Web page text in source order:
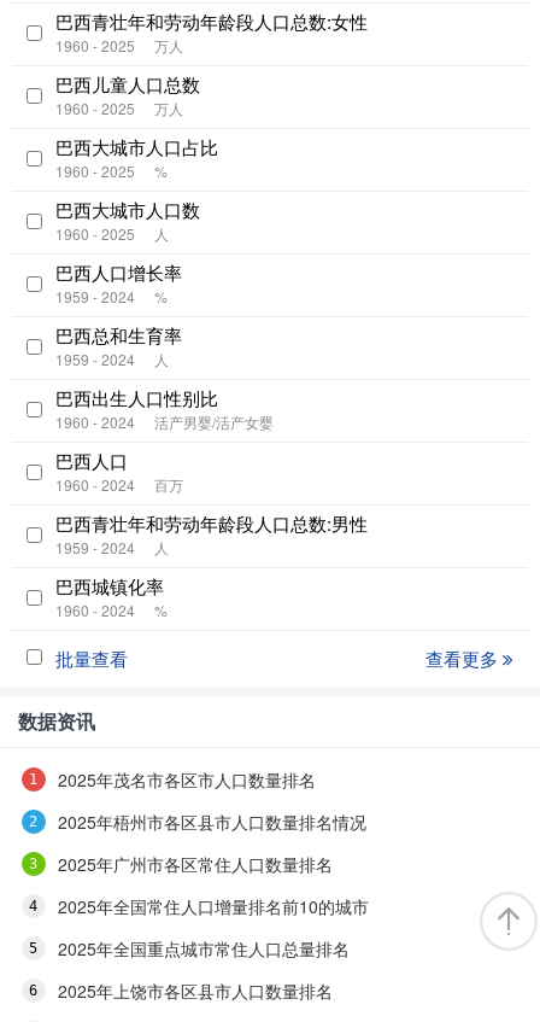
巴西青壮年和劳动年龄段人口总数:女性
1960 - 2025 万人
巴西儿童人口总数
1960 - 2025 万人
巴西大城市人口占比
1960 - 2025 %
巴西大城市人口数
1960 - 2025 人
巴西人口增长率
1959 - 2024 %
巴西总和生育率
1959 - 2024 人
巴西出生人口性别比
1960 - 2024 活产男婴/活产女婴
巴西人口
1960 - 2024 百万
巴西青壮年和劳动年龄段人口总数:男性
1959 - 2024 人
巴西城镇化率
1960 - 2024 %
批量查看 查看更多
数据资讯
2025年茂名市各区市人口数量排名
2025年梧州市各区县市人口数量排名情况
2025年广州市各区常住人口数量排名
2025年全国常住人口增量排名前10的城市
2025年全国重点城市常住人口总量排名
2025年上饶市各区县市人口数量排名